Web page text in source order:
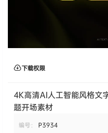
下载权限
4K高清AI人工智能风格文
题开场素材
编号： P3934